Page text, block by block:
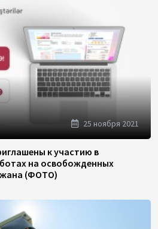
25 ноября 2021
к участию в
на освобожденных
(ФОТО)